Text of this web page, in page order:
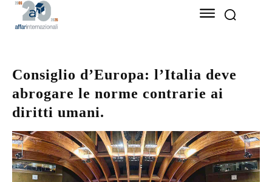
Consiglio d’Europa: l’Italia deve
abrogare le norme contrarie ai
diritti umani.